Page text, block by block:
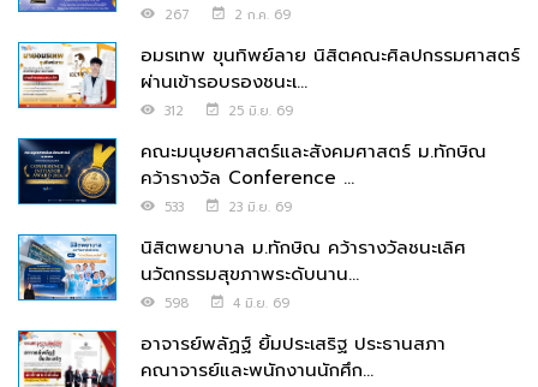
267 2 ก.ค. 69
อมรเทพ ขุนทิพย์ลาย นิสิตคณะศิลปกรรมศาสตร์
ผ่านเข้ารอบรองชนะเ...
312 25 มิ.ย. 69
คณะมนุษยศาสตร์และสังคมศาสตร์ ม.ทักษิณ
คว้ารางวัล Conference ...
533 23 มิ.ย. 69
นิสิตพยาบาล ม.ทักษิณ คว้ารางวัลชนะเลิศ
นวัตกรรมสุขภาพระดับนาน...
598 4 มิ.ย. 69
อาจารย์พลัฏฐ์ ยิ้มประเสริฐ ประธานสภา
คณาจารย์และพนักงานนักศึก...